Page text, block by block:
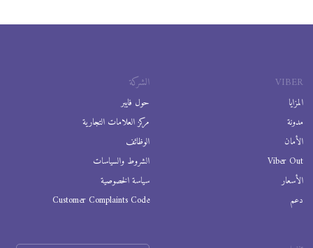
VIBER
المزايا
مدونة
الأمان
Viber Out
الأسعار
دعم
الشركة
حول فايبر
مركز العلامات التجارية
الوظائف
الشروط والسياسات
سياسة الخصوصية
Customer Complaints Code